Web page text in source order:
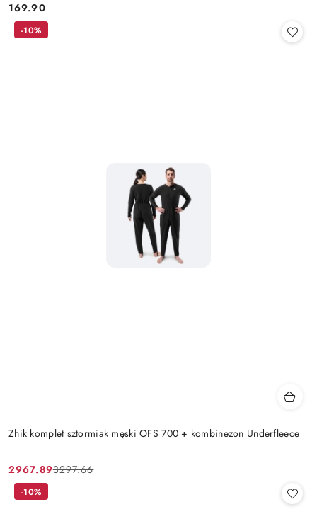
Cena:
169.90
Zhik komplet sztormiak męski OFS 700 + kombinezon Underfleece
Cena
promocyjna:
2967.89
Cena
przed
3297.66
-10%
-10%